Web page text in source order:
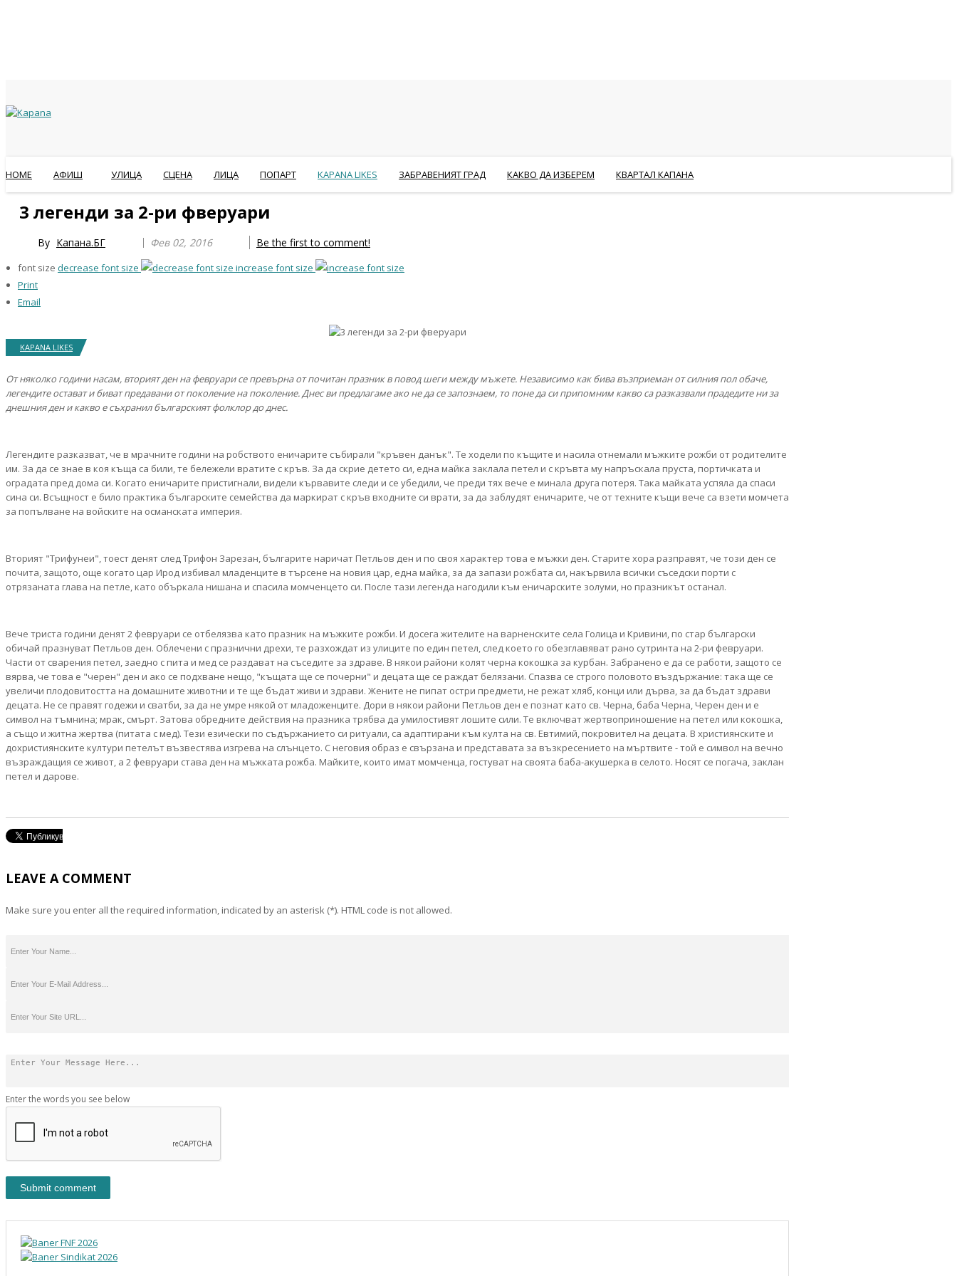
HOME АФИШ УЛИЦА СЦЕНА ЛИЦА ПОПАРТ KAPANA LIKES ЗАБРАВЕНИЯТ ГРАД КАКВО ДА ИЗБЕРЕМ КВАРТАЛ КАПАНА
3 легенди за 2-ри фверуари
By Капана.БГ Фев 02, 2016 Be the first to comment!
font size decrease font size
increase font size
Print
Email
KAPANA LIKES
От няколко години насам, вторият ден на февруари се превърна от почитан празник в повод шеги между мъжете. Независимо как бива възприеман от силния пол обаче,
легендите остават и биват предавани от поколение на поколение. Днес ви предлагаме ако не да се запознаем, то поне да си припомним какво са разказвали прадедите ни за
днешния ден и какво е съхранил българският фолклор до днес.
Легендите разказват, че в мрачните години на робството еничарите събирали "кръвен данък". Те ходели по къщите и насила отнемали мъжките рожби от родителите
им. За да се знае в коя къща са били, те бележели вратите с кръв. За да скрие детето си, една майка заклала петел и с кръвта му напръскала пруста, портичката и
оградата пред дома си. Когато еничарите пристигнали, видели кървавите следи и се убедили, че преди тях вече е минала друга потеря. Така майката успяла да спаси
сина си. Всъщност е било практика българските семейства да маркират с кръв входните си врати, за да заблудят еничарите, че от техните къщи вече са взети момчета
за попълване на войските на османската империя.
Вторият "Трифунеи", тоест денят след Трифон Зарезан, българите наричат Петльов ден и по своя характер това е мъжки ден. Старите хора разправят, че този ден се
почита, защото, още когато цар Ирод избивал младенците в търсене на новия цар, една майка, за да запази рожбата си, накървила всички съседски порти с
отрязаната глава на петле, като объркала нишана и спасила момченцето си. После тази легенда нагодили към еничарските золуми, но празникът останал.
Вече триста години денят 2 февруари се отбелязва като празник на мъжките рожби. И досега жителите на варненските села Голица и Кривини, по стар български
обичай празнуват Петльов ден. Облечени с празнични дрехи, те разхождат из улиците по един петел, след което го обезглавяват рано сутринта на 2-ри февруари.
Части от сварения петел, заедно с пита и мед се раздават на съседите за здраве. В някои райони колят черна кокошка за курбан. Забранено е да се работи, защото се
вярва, че това е "черен" ден и ако се подхване нещо, "къщата ще се почерни" и децата ще се раждат белязани. Спазва се строго половото въздържание: така ще се
увеличи плодовитостта на домашните животни и те ще бъдат живи и здрави. Жените не пипат остри предмети, не режат хляб, конци или дърва, за да бъдат здрави
децата. Не се правят годежи и сватби, за да не умре някой от младоженците. Дори в някои райони Петльов ден е познат като св. Черна, баба Черна, Черен ден и е
символ на тъмнина; мрак, смърт. Затова обредните действия на празника трябва да умилостивят лошите сили. Те включват жертвоприношение на петел или кокошка,
а също и житна жертва (питата с мед). Тези езически по съдържанието си ритуали, са адаптирани към култа на св. Евтимий, покровител на децата. В християнските и
дохристиянските култури петелът възвестява изгрева на слънцето. С неговия образ е свързана и представата за възкресението на мъртвите - той е символ на вечно
възраждащия се живот, а 2 февруари става ден на мъжката рожба. Майките, които имат момченца, гостуват на своята баба-акушерка в селото. Носят се погача, заклан
петел и дарове.
LEAVE A COMMENT
Make sure you enter all the required information, indicated by an asterisk (*). HTML code is not allowed.
Enter the words you see below
Year
Month
Year
Month